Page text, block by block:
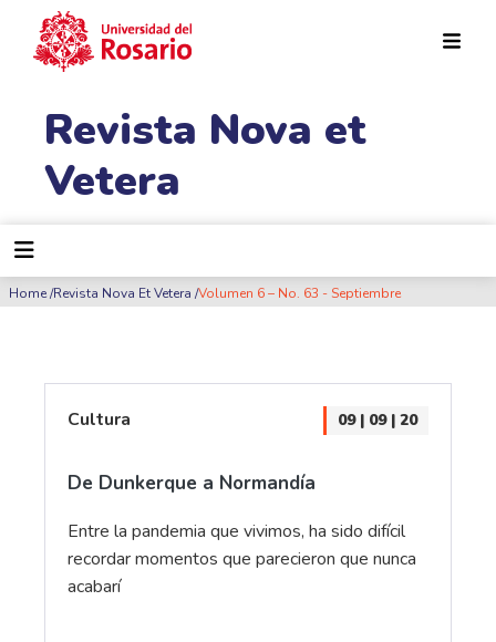
Revista Nova et
Vetera
Ruta de navegación
Home Revista Nova Et Vetera Volumen 6 – No. 63 - Septiembre
Cultura 09 | 09 | 20
De Dunkerque a Normandía
Entre la pandemia que vivimos, ha sido difícil
recordar momentos que parecieron que nunca
acabarí